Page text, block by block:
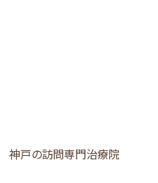
神戸の訪問専門治療院